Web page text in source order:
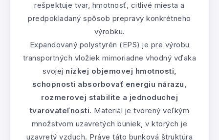
rešpektuje tvar, hmotnosť, citlivé miesta a
predpokladaný spôsob prepravy konkrétneho
výrobku.
Expandovaný polystyrén (EPS) je pre výrobu
transportných vložiek mimoriadne vhodný vďaka
svojej nízkej objemovej hmotnosti,
schopnosti absorbovať energiu nárazu,
rozmerovej stabilite a jednoduchej
tvarovateľnosti. Materiál je tvorený veľkým
množstvom uzavretých buniek, v ktorých je
uzavretý vzduch. Práve táto bunková štruktúra